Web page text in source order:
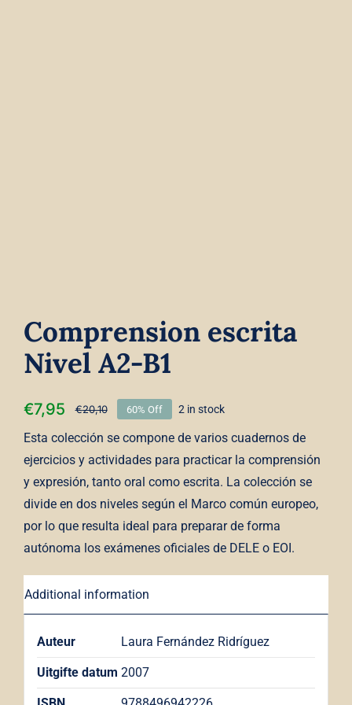
Comprension escrita
Nivel A2-B1
€20,10
€7,95 60% Off 2 in stock
Esta colección se compone de varios cuadernos de
ejercicios y actividades para practicar la comprensión
y expresión, tanto oral como escrita. La colección se
divide en dos niveles según el Marco común europeo,
por lo que resulta ideal para preparar de forma
autónoma los exámenes oficiales de DELE o EOI.
Additional information
Auteur Laura Fernández Ridríguez
Uitgifte datum 2007